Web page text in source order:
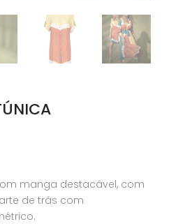
manga destacável, com
de trás com